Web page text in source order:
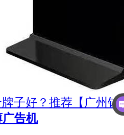
子好？推荐【广州铭
广告机